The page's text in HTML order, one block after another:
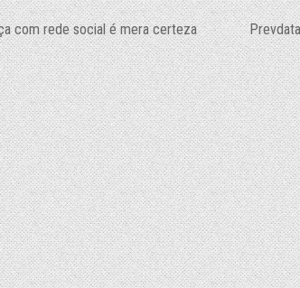
com rede social é mera certeza